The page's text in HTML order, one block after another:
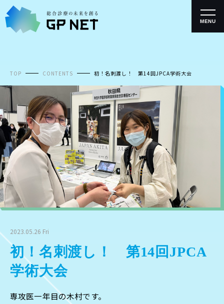
ン
テ
プ
MENU
TOP CONTENTS 初！名刺渡し！ 第14回JPCA学術大会
2023.05.26 Fri
初！名刺渡し！ 第14回JPCA
学術大会
専攻医一年目の木村です。